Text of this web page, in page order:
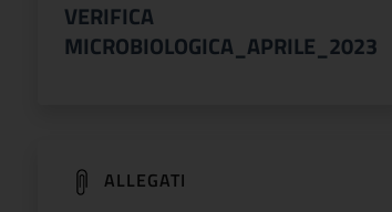
VERIFICA
MICROBIOLOGICA_APRILE_2023
ALLEGATI
(apre in un'altra scheda).